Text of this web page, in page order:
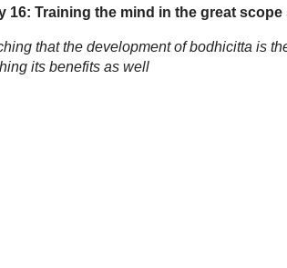
16: Training the mind in the great
that the development of bodhicitta is
its benefits as well